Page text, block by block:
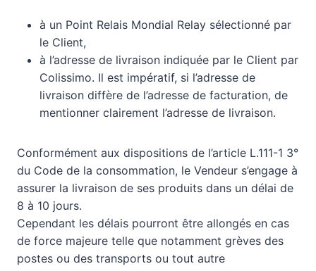
à un Point Relais Mondial Relay sélectionné par
le Client,
à l’adresse de livraison indiquée par le Client par
Colissimo. Il est impératif, si l’adresse de
livraison diffère de l’adresse de facturation, de
mentionner clairement l’adresse de livraison.
Conformément aux dispositions de l’article L.111-1 3°
du Code de la consommation, le Vendeur s’engage à
assurer la livraison de ses produits dans un délai de
8 à 10 jours.
Cependant les délais pourront être allongés en cas
de force majeure telle que notamment grèves des
postes ou des transports ou tout autre